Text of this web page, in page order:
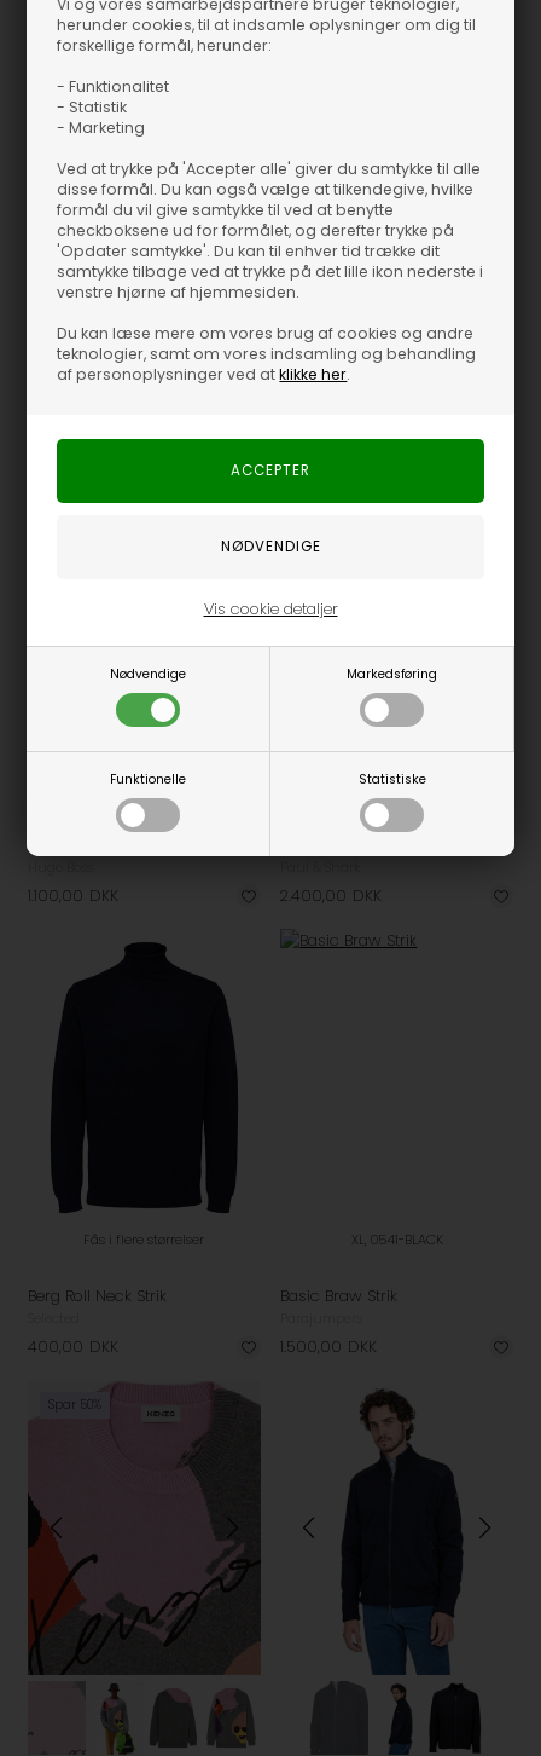
Vi og vores samarbejdspartnere bruger teknologier,
herunder cookies, til at indsamle oplysninger om dig til
forskellige formål, herunder:
- Funktionalitet
- Statistik
- Marketing
Ved at trykke på 'Accepter alle' giver du samtykke til alle
disse formål. Du kan også vælge at tilkendegive, hvilke
formål du vil give samtykke til ved at benytte
checkboksene ud for formålet, og derefter trykke på
'Opdater samtykke'. Du kan til enhver tid trække dit
samtykke tilbage ved at trykke på det lille ikon nederste i
venstre hjørne af hjemmesiden.
Du kan læse mere om vores brug af cookies og andre
teknologier, samt om vores indsamling og behandling
af personoplysninger ved atklikke her.
Nødvendige Markedsføring
Funktionelle Statistiske
Vis cookie detaljer
Fås i flere størrelser
Hugo Boss
1.100,00 DKK
Fås i flere størrelser
Hugo Boss
1.100,00 DKK
Fås i flere størrelser
Leno-P Strik
1.100,00 DKK
XXL, 050-NAVY
2.400,00 DKK
Fås i flere størrelser
Berg Roll Neck Strik
400,00 DKK
XL, 0541-BLACK
Basic Braw Strik
1.500,00 DKK
Spar 50%